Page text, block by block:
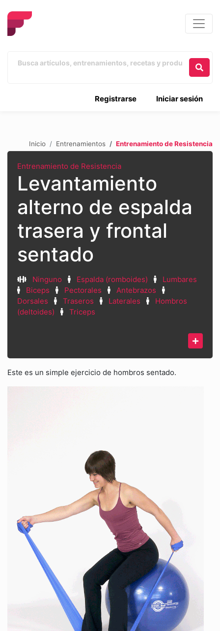
Iniciar sesión
Registrarse
Inicio Entrenamientos Entrenamiento de Resistencia
Entrenamiento de Resistencia
Levantamiento
alterno de espalda
trasera y frontal
sentado
Ninguno Espalda (romboides)
Lumbares
Biceps
Pectorales
Antebrazos
Dorsales
Traseros Laterales
Hombros
(deltoides)
Triceps
Este es un simple ejercicio de hombros sentado.